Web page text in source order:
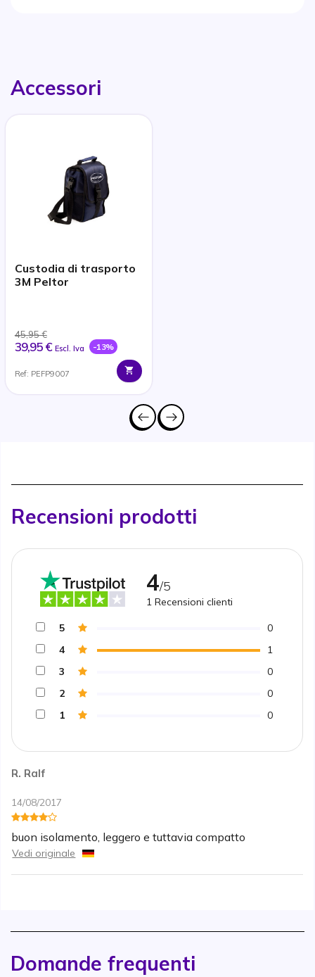
Accessori
Custodia di trasporto
3M Peltor
45,95 €
39,95 € Escl. Iva -13%
Ref: PEFP9007
Recensioni prodotti
R. Ralf
14/08/2017
buon isolamento, leggero e tuttavia compatto
Vedi originale
4/5
1 Recensioni clienti
5
0
4
1
3
0
2
0
1
0
Domande frequenti